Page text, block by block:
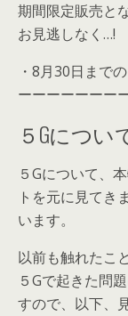
期間限定販売と
お見逃しなく…!
・8月30日まで
ーーーーーーー
５Gについ
５Gについて、
トを元に見てき
います。
以前も触れたこ
５Gで起きた問
すので、以下、